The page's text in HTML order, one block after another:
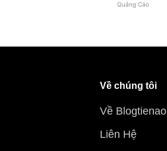
Quảng Cáo
Về chúng tôi
Về Blogtienao
Liên Hệ